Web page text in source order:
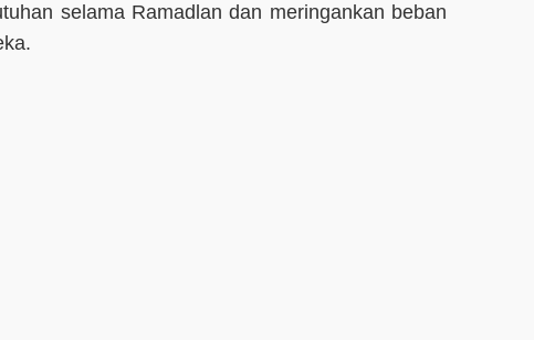
selama Ramadlan dan meringankan beban